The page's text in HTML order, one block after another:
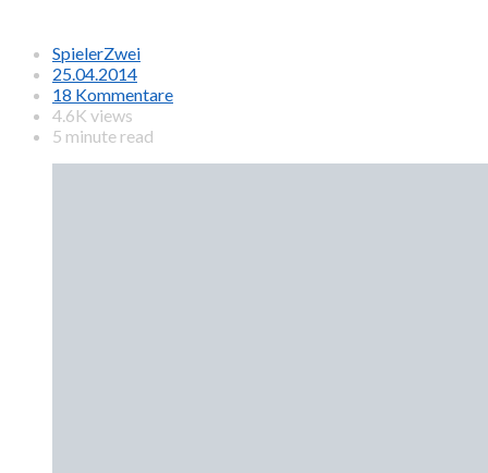
SpielerZwei
25.04.2014
18 Kommentare
4.6K views
5 minute read